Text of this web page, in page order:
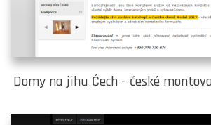
Domy na jihu Čech - české